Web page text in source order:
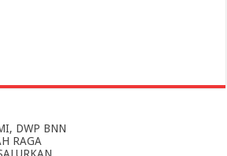
DWP BNN
RAGA